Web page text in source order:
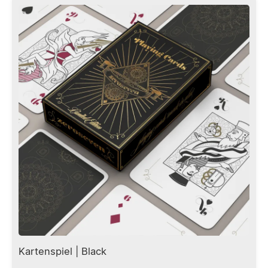
und weiß Gewicht:0,550 kg
Donau - für eine Extraportion lokalen Hochgenusses.
Und mit Plopp-Verschluss, damit auch jeder weiß, aus
was für einer lässigen Flasche Wasser fließt. So eine
Wasserflasche aus wertvollem, aber beständigem
Glas ist unser Beitrag für nachhaltigen Umgang mit
Getränken und Ressourcen. Plastikbecher pfui, Glas
hui. Seit dem Umzug und der Renovierung der
Zionskirche nennen wir auch einen Wasserspender
unser Eigen. Ob still oder knackig sprudelnd - das
aufbereitete Leitungswasser schmeckt herrlich. Ist ja
auch reines und weiches Wasser aus den tiefen
Böden des Donau- und Illertals. Darauf sind wir in Ulm
stolz, dass wir das Leitungswasser in keinem anderen
Behältnis als der Ulmer Wasser-Wasserflasche füllen.
Die exklusive Flasche hat ein Volumen von 0,7 Liter
und wird per Bügelverschluss verschlossen. Wir
schicken je zwei Flaschen in einem stoßsicheren
Päckchen. Den Inhalt - ob nun Wasser oder sonstige
humide Elemente - sind nicht enthalten. Die Ulmer
Wasser-Wasserflasche ist also ohne Ulmer Wasser in
der Wasserflasche Aber du hast die Kraft, das alles zu
ändern. Einfach bestellen, Flasche aufploppen und
Kartenspiel | Black